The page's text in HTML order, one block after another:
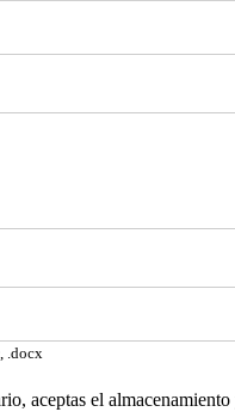
.docx
aceptas el